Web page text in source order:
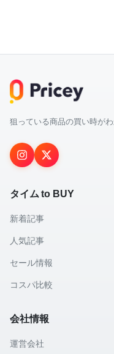
狙っている商品の買い時が
タイム to BUY
新着記事
人気記事
セール情報
コスパ比較
会社情報
運営会社